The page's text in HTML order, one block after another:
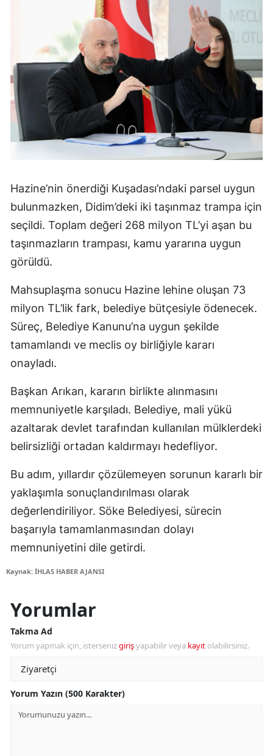
Hazine’nin önerdiği Kuşadası’ndaki parsel uygun
bulunmazken, Didim’deki iki taşınmaz trampa için
seçildi. Toplam değeri 268 milyon TL’yi aşan bu
taşınmazların trampası, kamu yararına uygun
görüldü.
Mahsuplaşma sonucu Hazine lehine oluşan 73
milyon TL’lik fark, belediye bütçesiyle ödenecek.
Süreç, Belediye Kanunu’na uygun şekilde
tamamlandı ve meclis oy birliğiyle kararı
onayladı.
Başkan Arıkan, kararın birlikte alınmasını
memnuniyetle karşıladı. Belediye, mali yükü
azaltarak devlet tarafından kullanılan mülklerdeki
belirsizliği ortadan kaldırmayı hedefliyor.
Bu adım, yıllardır çözülemeyen sorunun kararlı bir
yaklaşımla sonuçlandırılması olarak
değerlendiriliyor. Söke Belediyesi, sürecin
başarıyla tamamlanmasından dolayı
memnuniyetini dile getirdi.
Kaynak: İHLAS HABER AJANSI
Yorumlar
Takma Ad
Yorum yapmak için, istersenizgirişyapabilir veya kayıt olabilirsiniz.
Yorum Yazın (500 Karakter)